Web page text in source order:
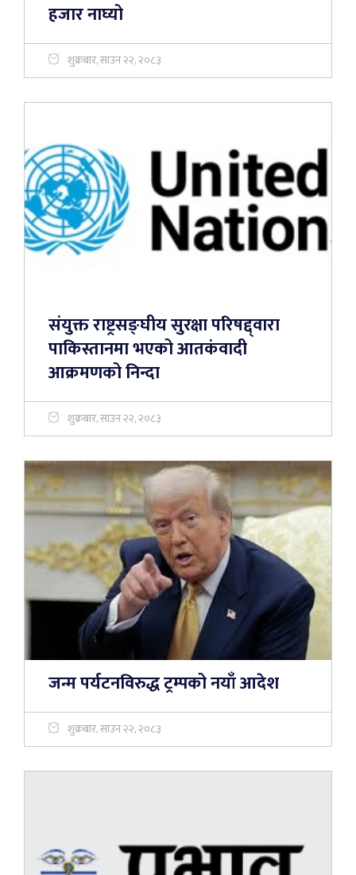
हजार नाघ्यो
शुक्रबार, साउन २२, २०८३
संयुक्त राष्ट्रसङ्घीय सुरक्षा परिषद्द्वारा
पाकिस्तानमा भएको आतकंवादी
आक्रमणको निन्दा
शुक्रबार, साउन २२, २०८३
जन्म पर्यटनविरुद्ध ट्रम्पको नयाँ आदेश
शुक्रबार, साउन २२, २०८३